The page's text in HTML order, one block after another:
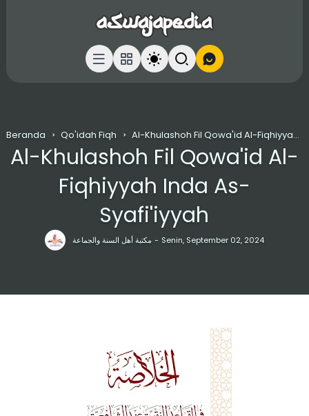
Beranda Qo'idah Fiqh Al-Khulashoh Fil Qowa'id Al-Fiqhiyyah Inda As-Syafi'iyyah
مكتبة أهل السنة والجماعة Senin, September 02, 2024
Al-Khulashoh Fil Qowa'id Al-
Fiqhiyyah Inda As-
Syafi'iyyah